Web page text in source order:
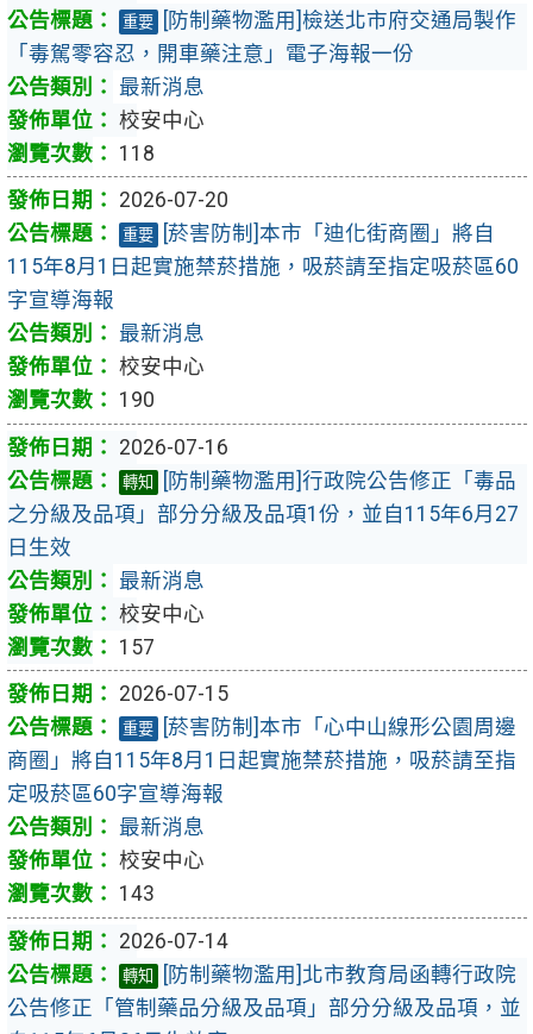
重要
[防制藥物濫用]檢送北市府交通局製作
「毒駕零容忍，開車藥注意」電子海報一份
最新消息
校安中心
118
2026-07-20
重要
[菸害防制]本市「迪化街商圈」將自
115年8月1日起實施禁菸措施，吸菸請至指定吸菸區60
字宣導海報
最新消息
校安中心
190
2026-07-16
轉知
[防制藥物濫用]行政院公告修正「毒品
之分級及品項」部分分級及品項1份，並自115年6月27
日生效
最新消息
校安中心
157
2026-07-15
重要
[菸害防制]本市「心中山線形公園周邊
商圈」將自115年8月1日起實施禁菸措施，吸菸請至指
定吸菸區60字宣導海報
最新消息
校安中心
143
2026-07-14
轉知
[防制藥物濫用]北市教育局函轉行政院
公告修正「管制藥品分級及品項」部分分級及品項，並